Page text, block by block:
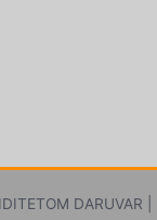
DARUVAR |